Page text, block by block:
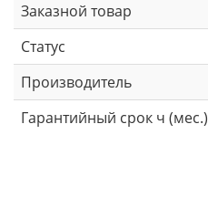
Заказной товар
Статус
Производитель
Гарантийный срок ч (мес.)